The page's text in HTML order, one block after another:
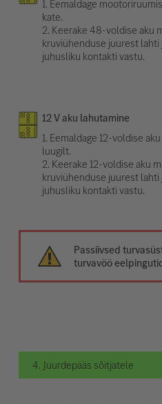
1. Eemaldage
kate.
2. Keerake 48-voldise aku
kruviühenduse juurest lahti
juhusliku kontakti vastu.
12 V aku lahutamine
1. Eemaldage 12-voldise
luugilt.
2. Keerake 12-voldise aku
kruviühenduse juurest lahti
juhusliku kontakti vastu.
Passiivsed
turvavöö
4. Juurdepääs sõitjatele